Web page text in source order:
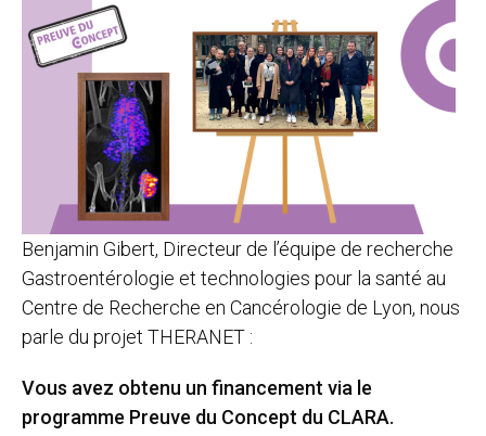
Benjamin Gibert, Directeur de l’équipe de recherche
Gastroentérologie et technologies pour la santé au
Centre de Recherche en Cancérologie de Lyon, nous
parle du projet THERANET :
Vous avez obtenu un financement via le
programme Preuve du Concept du CLARA.